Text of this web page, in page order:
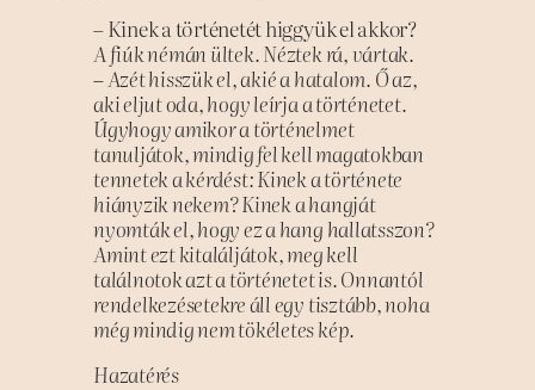
– Kinek a történetét higgyük el akkor?
A fiúk némán ültek. Néztek rá, vártak.
– Azét hisszük el, akié a hatalom. Ő az,
aki eljut oda, hogy leírja a történetet.
Úgyhogy amikor a történelmet
tanuljátok, mindig fel kell magatokban
tennetek a kérdést: Kinek a története
hiányzik nekem? Kinek a hangját
nyomták el, hogy ez a hang hallatsszon?
Amint ezt kitaláljátok, meg kell
találnotok azt a történetet is. Onnantól
rendelkezésetekre áll egy tisztább, noha
még mindig nem tökéletes kép.
Hazatérés